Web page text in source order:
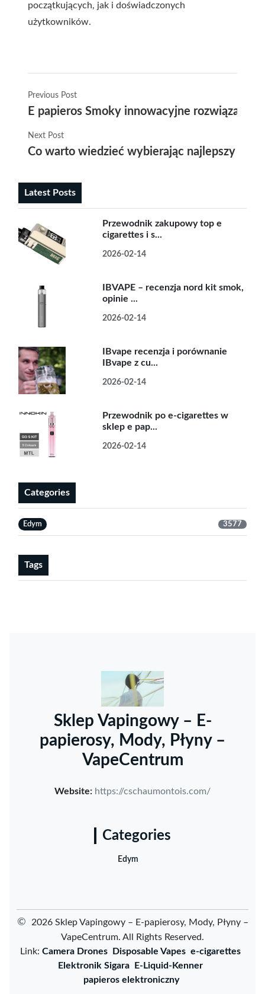
początkujących, jak i doświadczonych
użytkowników.
Previous Post
E papieros Smoky innowacyjne
Next Post
Co warto wiedzieć wybierając najlepszy
Latest Posts
Przewodnik zakupowy top e
cigarettes i s...
2026-02-14
IBVAPE – recenzja nord kit smok,
opinie ...
2026-02-14
IBvape recenzja i porównanie
IBvape z cu...
2026-02-14
Przewodnik po e-cigarettes w
sklep e pap...
2026-02-14
Categories
Edym 3577
Tags
Sklep Vapingowy – E-
papierosy, Mody, Płyny –
VapeCentrum
Website: https://cschaumontois.com/
Categories
Edym
©
2026 Sklep Vapingowy – E-papierosy, Mody, Płyny –
VapeCentrum. All Rights Reserved.
Link: Camera Drones Disposable Vapes e-cigarettes
Elektronik Sigara
E-Liquid-Kenner
papieros elektroniczny